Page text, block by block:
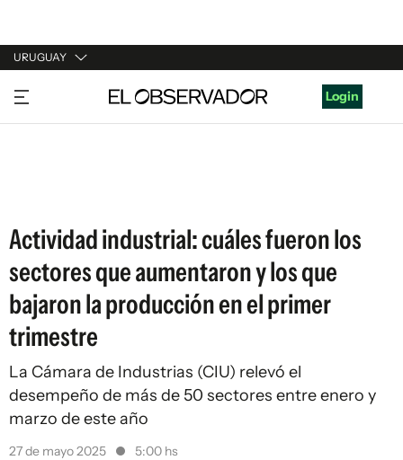
URUGUAY
URUGUAY
ARGENTINA
Login
Actividad industrial: cuáles fueron los
sectores que aumentaron y los que
bajaron la producción en el primer
trimestre
La Cámara de Industrias (CIU) relevó el
desempeño de más de 50 sectores entre enero y
marzo de este año
27 de mayo 2025 5:00 hs